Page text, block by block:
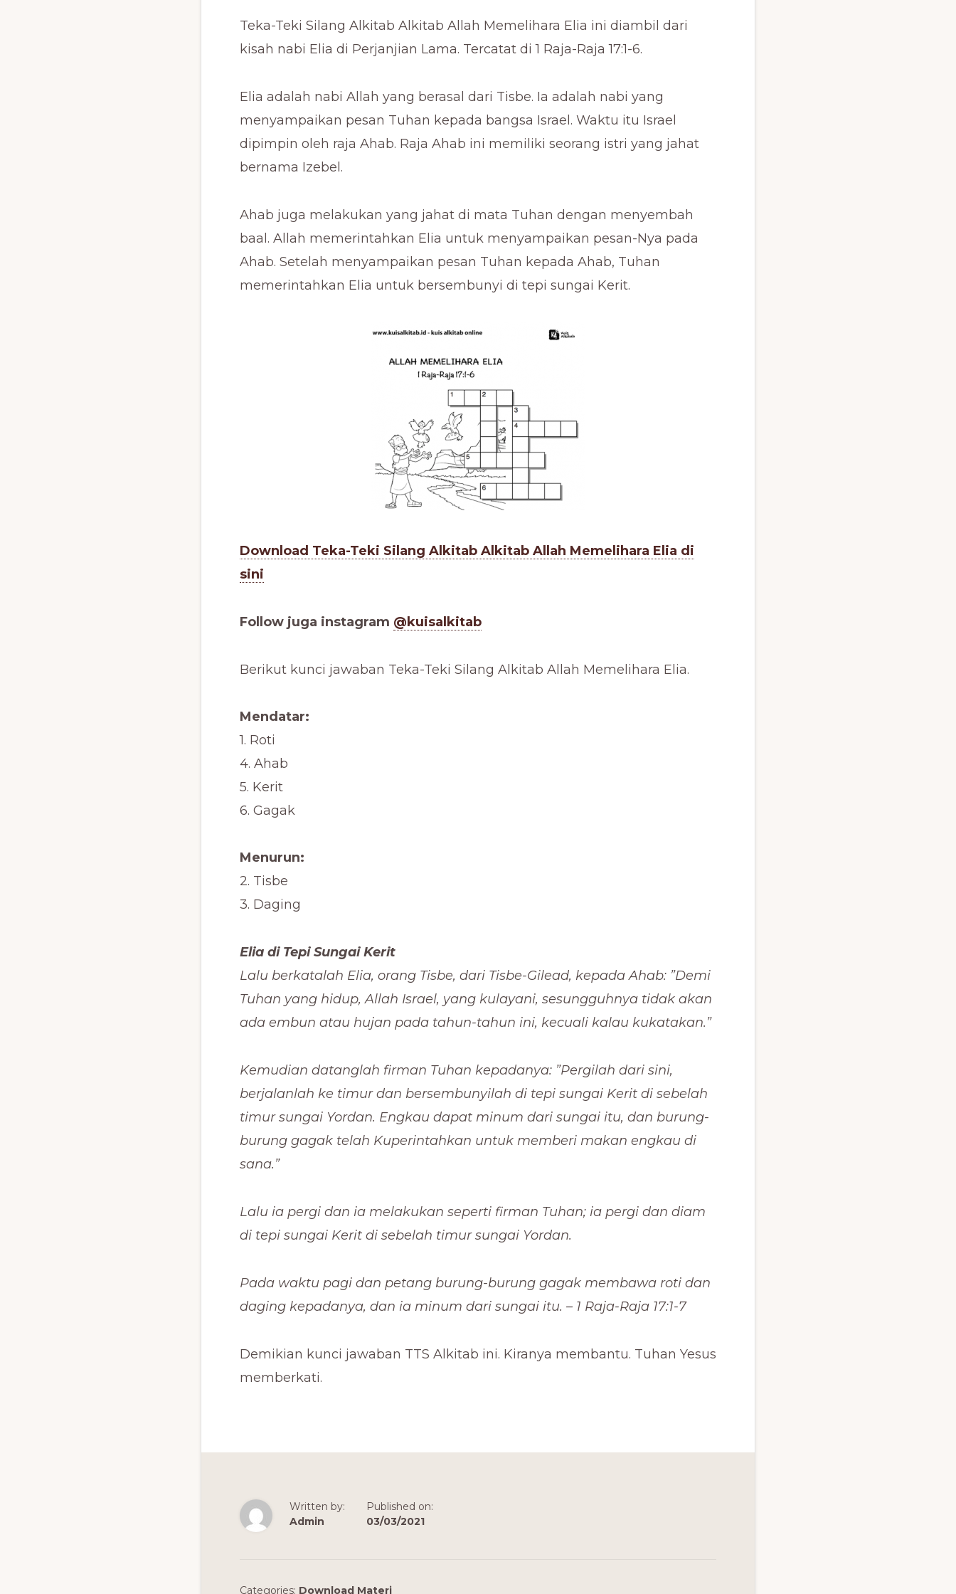
Teka-Teki Silang Alkitab Alkitab Allah Memelihara Elia ini diambil dari
kisah nabi Elia di Perjanjian Lama. Tercatat di 1 Raja-Raja 17:1-6.
Elia adalah nabi Allah yang berasal dari Tisbe. Ia adalah nabi yang
menyampaikan pesan Tuhan kepada bangsa Israel. Waktu itu Israel
dipimpin oleh raja Ahab. Raja Ahab ini memiliki seorang istri yang jahat
bernama Izebel.
Ahab juga melakukan yang jahat di mata Tuhan dengan menyembah
baal. Allah memerintahkan Elia untuk menyampaikan pesan-Nya pada
Ahab. Setelah menyampaikan pesan Tuhan kepada Ahab, Tuhan
memerintahkan Elia untuk bersembunyi di tepi sungai Kerit.
Download Teka-Teki Silang Alkitab Alkitab Allah Memelihara Elia di
sini
Follow juga instagram @kuisalkitab
Berikut kunci jawaban Teka-Teki Silang Alkitab Allah Memelihara Elia.
Mendatar:
1. Roti
4. Ahab
5. Kerit
6. Gagak
Menurun:
2. Tisbe
3. Daging
Elia di Tepi Sungai Kerit
Lalu berkatalah Elia, orang Tisbe, dari Tisbe-Gilead, kepada Ahab: ”Demi
Tuhan yang hidup, Allah Israel, yang kulayani, sesungguhnya tidak akan
ada embun atau hujan pada tahun-tahun ini, kecuali kalau kukatakan.”
Kemudian datanglah firman Tuhan kepadanya: ”Pergilah dari sini,
berjalanlah ke timur dan bersembunyilah di tepi sungai Kerit di sebelah
timur sungai Yordan. Engkau dapat minum dari sungai itu, dan burung-
burung gagak telah Kuperintahkan untuk memberi makan engkau di
sana.”
Lalu ia pergi dan ia melakukan seperti firman Tuhan; ia pergi dan diam
di tepi sungai Kerit di sebelah timur sungai Yordan.
Pada waktu pagi dan petang burung-burung gagak membawa roti dan
daging kepadanya, dan ia minum dari sungai itu. – 1 Raja-Raja 17:1-7
Demikian kunci jawaban TTS Alkitab ini. Kiranya membantu. Tuhan Yesus
memberkati.
Written by:
Admin
Published on:
03/03/2021
Categories: Download Materi